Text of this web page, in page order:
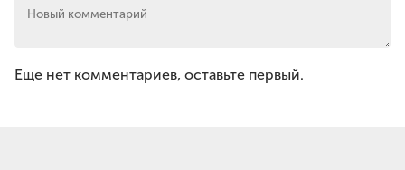
Еще нет комментариев, оставьте первый.